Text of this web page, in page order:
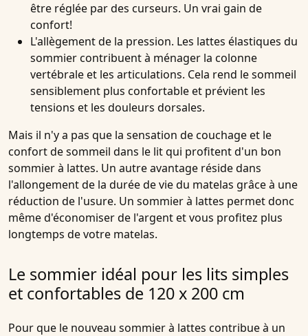
être réglée par des curseurs. Un vrai gain de
confort!
L'allègement de la pression. Les lattes élastiques du
sommier contribuent à ménager la colonne
vertébrale et les articulations. Cela rend le sommeil
sensiblement plus confortable et prévient les
tensions et les douleurs dorsales.
Mais il n'y a pas que la sensation de couchage et le
confort de sommeil dans le lit qui profitent d'un bon
sommier à lattes. Un autre avantage réside dans
l'allongement de la durée de vie du matelas grâce à une
réduction de l'usure. Un sommier à lattes permet donc
même d'économiser de l'argent et vous profitez plus
longtemps de votre matelas.
Le sommier idéal pour les lits simples
et confortables de 120 x 200 cm
Pour que le nouveau sommier à lattes contribue à un